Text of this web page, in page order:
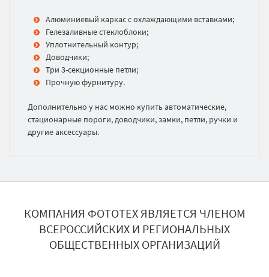
Алюминиевый каркас с охлаждающими вставками;
Гелезаливные стеклоблоки;
Уплотнительный контур;
Доводчики;
Три 3-секционные петли;
Прочную фурнитуру.
Дополнительно у нас можно купить автоматические,
стационарные пороги, доводчики, замки, петли, ручки и
другие аксессуары.
КОМПАНИЯ ФОТОТЕХ ЯВЛЯЕТСЯ ЧЛЕНОМ
ВСЕРОССИЙСКИХ И РЕГИОНАЛЬНЫХ
ОБЩЕСТВЕННЫХ ОРГАНИЗАЦИЙ